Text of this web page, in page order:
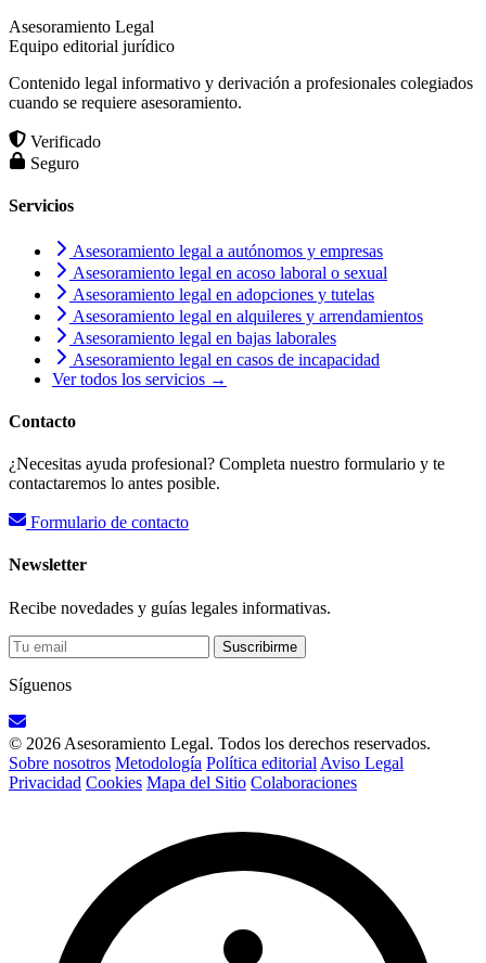
Asesoramiento Legal
Equipo editorial jurídico
Contenido legal informativo y derivación a profesionales colegiados
cuando se requiere asesoramiento.
Verificado
Seguro
Servicios
Asesoramiento legal a autónomos y empresas
Asesoramiento legal en acoso laboral o sexual
Asesoramiento legal en adopciones y tutelas
Asesoramiento legal en alquileres y arrendamientos
Asesoramiento legal en bajas laborales
Asesoramiento legal en casos de incapacidad
Ver todos los servicios →
Contacto
¿Necesitas ayuda profesional? Completa nuestro formulario y te
contactaremos lo antes posible.
Formulario de contacto
Newsletter
Recibe novedades y guías legales informativas.
Suscribirme
Síguenos
© 2026 Asesoramiento Legal. Todos los derechos reservados.
Sobre nosotros Metodología Política editorial Aviso Legal
Privacidad Cookies Mapa del Sitio Colaboraciones